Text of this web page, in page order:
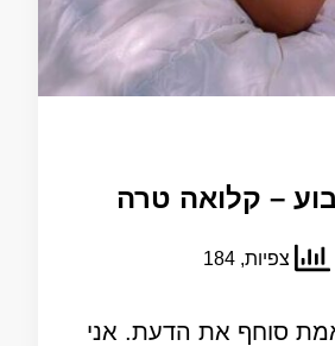
– קלואה טרה
צפיות, 184
סוחף את הדעת. אני